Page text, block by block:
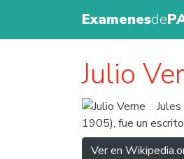
Examenesde
Julio
1905), fue un
Ver en